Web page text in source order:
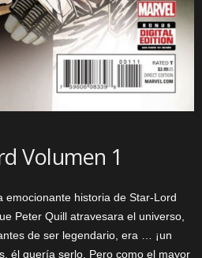
Volumen 1
emocionante historia de Star-Lord
Peter Quill atravesara el universo,
de ser legendario, era … ¡un
él quería serlo. Pero como el mayor